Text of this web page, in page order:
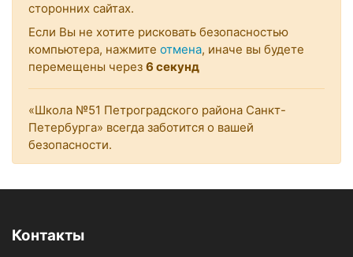
сторонних сайтах.
Если Вы не хотите рисковать безопасностью
компьютера, нажмите отмена, иначе вы будете
перемещены через 6 секунд
«Школа №51 Петроградского района Санкт-
Петербурга» всегда заботится о вашей
безопасности.
Контакты